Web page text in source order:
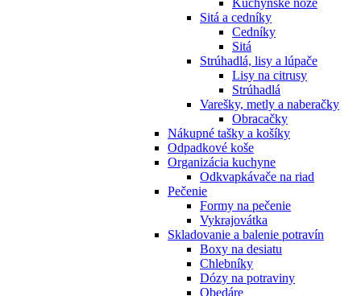
Kuchynské nože
Sitá a cedníky
Cedníky
Sitá
Strúhadlá, lisy a lúpače
Lisy na citrusy
Strúhadlá
Varešky, metly a naberačky
Obracačky
Nákupné tašky a košíky
Odpadkové koše
Organizácia kuchyne
Odkvapkávače na riad
Pečenie
Formy na pečenie
Vykrajovátka
Skladovanie a balenie potravín
Boxy na desiatu
Chlebníky
Dózy na potraviny
Obedáre